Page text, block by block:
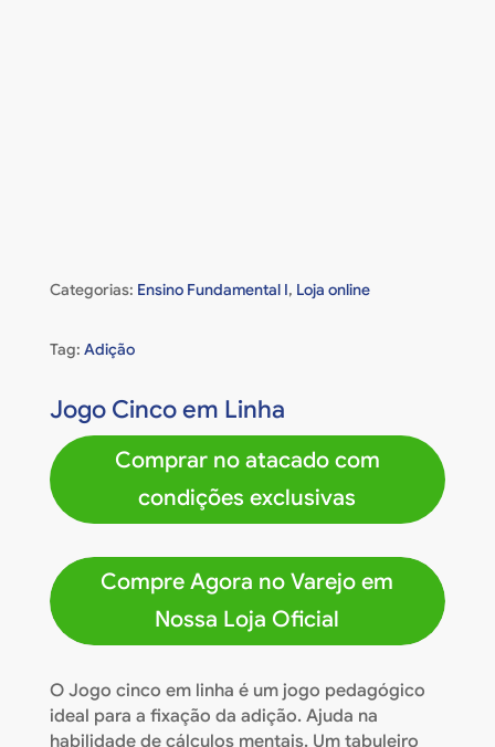
Categorias: Ensino Fundamental I, Loja online
Tag: Adição
Jogo Cinco em Linha
Comprar no atacado com
condições exclusivas
Compre Agora no Varejo em
Nossa Loja Oficial
O Jogo cinco em linha é um jogo pedagógico
ideal para a fixação da adição. Ajuda na
habilidade de cálculos mentais. Um tabuleiro